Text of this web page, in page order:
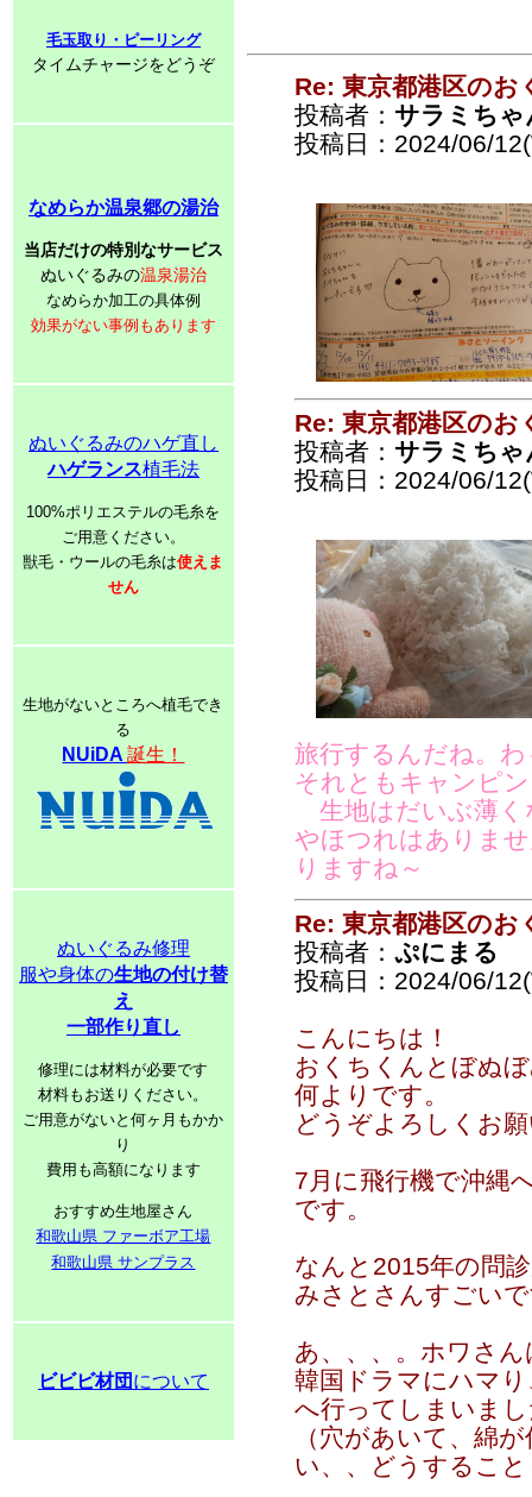
毛玉取り・ピーリング
タイムチャージをどうぞ
なめらか温泉郷の湯治
当店だけの特別なサービス
ぬいぐるみの温泉湯治
なめらか加工の具体例
効果がない事例もあります
ぬいぐるみのハゲ直し
ハゲランス植毛法
100%ポリエステルの毛糸を
ご用意ください。
獣毛・ウールの毛糸は使えま
せん
生地がないところへ植毛でき
る
NUiDA誕生！
ぬいぐるみ修理
服や身体の生地の付け替
え
一部作り直し
修理には材料が必要です
材料もお送りください。
ご用意がないと何ヶ月もかか
り
費用も高額になります
おすすめ生地屋さん
和歌山県 ファーボア工場
和歌山県 サンプラス
ビビビ材団 について
Re: 東京都港区のお
投稿者： サラミちゃ
投稿日：2024/06/
Re: 東京都港区のお
投稿者： サラミちゃ
投稿日：2024/06/
旅行するんだね。
それともキャンピ
生地はだいぶ薄く
やほつれはありま
りますね～
Re: 東京都港区のお
投稿者： ぷにまる
投稿日：2024/06/
こんにちは！
おくちくんとぼぬ
何よりです。
どうぞよろしくお
7月に飛行機で沖縄
です。
なんと2015年の問
みさとさんすごい
あ、、、。ホワさん
韓国ドラマにハマ
へ行ってしまいま
（穴があいて、綿
い、、どうするこ